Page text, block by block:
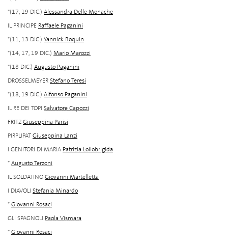
*(17, 19 DIC.) Alessandra Delle Monache
IL PRINCIPE Raffaele Paganini
*(11, 13 DIC.) Yannick Boquin
*(14, 17, 19 DIC.) Mario Marozzi
*(18 DIC.) Augusto Paganini
DROSSELMEYERStefano Teresi
*(18, 19 DIC.) Alfonso Paganini
IL RE DEI TOPI Salvatore Capozzi
FRITZGiuseppina Parisi
PIRPLIPATGiuseppina Lanzi
I GENITORI DI MARIA Patrizia Lollobrigida
*Augusto Terzoni
IL SOLDATINOGiovanni Martelletta
I DIAVOLI Stefania Minardo
*Giovanni Rosaci
GLI SPAGNOLI Paola Vismara
*Giovanni Rosaci